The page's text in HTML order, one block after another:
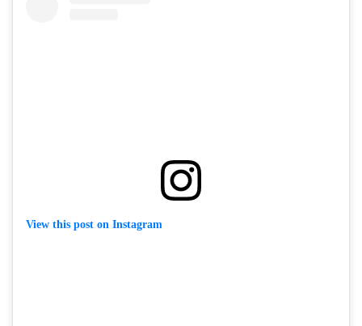
View this post on Instagram